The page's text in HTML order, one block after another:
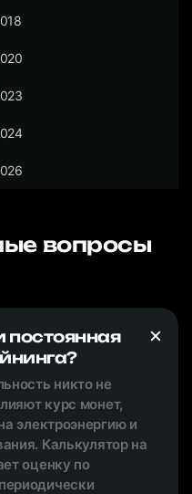
вопросы
постоянная
никто не
курс монет,
электроэнергию и
Калькулятор на
оценку по